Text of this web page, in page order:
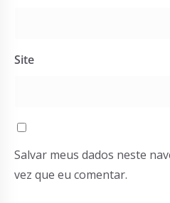
Site
Salvar meus dados neste
vez que eu comentar.